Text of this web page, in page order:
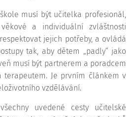
musí být učitelka profesionál,
a individuální zvláštnosti
jejich potřeby, a ovládá
tak, aby dětem „padly“ jako
musí být partnerem a poradcem
terapeutem. Je prvním článkem v
vzdělávání.
uvedené cesty učitelské